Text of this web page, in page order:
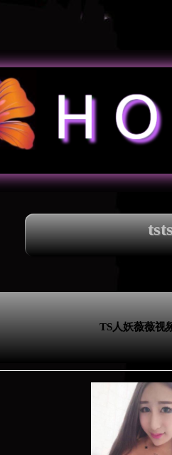
TS人妖薇薇视